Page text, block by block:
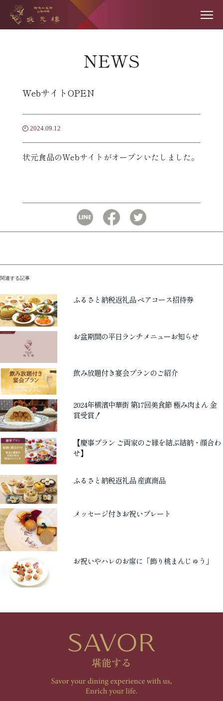
NEWS
WebサイトOPEN
2024.09.12
状元食品のWebサイトがオープンいたしました。
関連する記事
ふるさと納税返礼品 ペアコース招待券
お盆期間の平日ランチメニューお知らせ
飲み放題付き宴会プランのご紹介
2024年横濱中華街 第17回美食節 極み肉まん 金
賞受賞！
【慶事プラン ご両家のご縁を結ぶ結納・顔合わ
せ】
ふるさと納税返礼品 産直商品
メッセージ付きお祝いプレート
お祝いやハレのお席に「飾り桃まんじゅう」